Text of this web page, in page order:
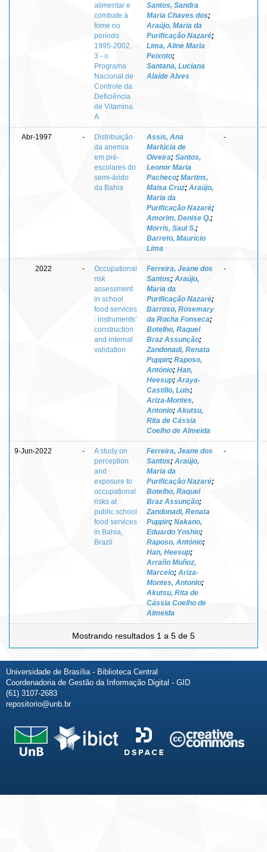
alimentar e
combate à
fome no
período
1995-2002.
3 - o
Programa
Nacional de
Controle da
Deficiência
de Vitamina
A
Santos, Sandra
Maria Chaves dos;
Araújo, Maria da
Purificação Nazaré;
Lima, Aline Maria
Peixoto;
Santana, Luciana
Alaíde Alves
Abr-1997 -
Distribuição
da anemia
em pré-
escolares do
semi-árido
da Bahia
Assis, Ana
Marlúcia de
Oiveira; Santos,
Leonor Maria
Pacheco; Martins,
Maisa Cruz; Araújo,
Maria da
Purificação Nazaré;
Amorim, Denise Q.;
Morris, Saul S.;
Barreto, Maurício
Lima
-
2022 -
Occupational
risk
assessment
in school
food services
: instruments’
construction
and internal
validation
Ferreira, Jeane dos
Santos; Araújo,
Maria da
Purificação Nazaré;
Barroso, Rosemary
da Rocha Fonseca;
Botelho, Raquel
Braz Assunção;
Zandonadi, Renata
Puppin; Raposo,
António; Han,
Heesup; Araya-
Castillo, Luis;
Ariza-Montes,
Antonio; Akutsu,
Rita de Cássia
Coelho de Almeida
-
9-Jun-2022 -
A study on
perception
and
exposure to
occupational
risks at
public school
food services
in Bahia,
Brazil
Ferreira, Jeane dos
Santos; Araújo,
Maria da
Purificação Nazaré;
Botelho, Raquel
Braz Assunção;
Zandonadi, Renata
Puppin; Nakano,
Eduardo Yoshio;
Raposo, António;
Han, Heesup;
Arraño Muñoz,
Marcelo; Ariza-
Montes, Antonio;
Akutsu, Rita de
Cássia Coelho de
Almeida
-
Mostrando resultados 1 a 5 de 5
Universidade de Brasília - Biblioteca Central
Coordenadoria de Gestão da Informação Digital - GID
(61) 3107-2683
repositorio@unb.br